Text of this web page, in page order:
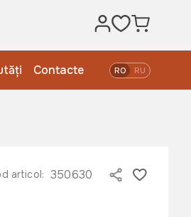
Contacte RO RU
articol: 350630